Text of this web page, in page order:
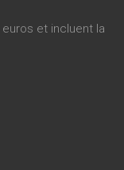
et incluent la